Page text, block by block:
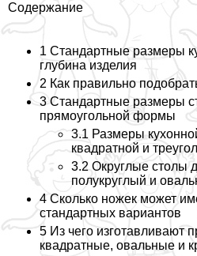
Содержание
1 Стандартные размеры
глубина изделия
2 Как правильно
3 Стандартные размеры
прямоугольной формы
3.1 Размеры
квадратной и
3.2 Округлые столы
полукруглый и
4 Сколько ножек может
стандартных вариантов
5 Из чего изготавливают
квадратные, овальные и